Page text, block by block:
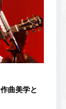
曲美学と